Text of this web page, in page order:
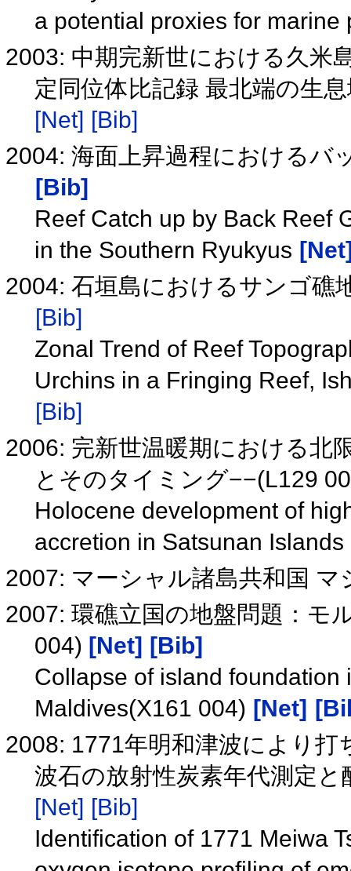
a potential proxies for
2003: 中期完新世における久米
定同位体比記録 最北端の生
[Net] [Bib]
2004: 海面上昇過程におけるバ
[Bib]
Reef Catch up by Back Reef
in the Southern Ryukyus
2004: 石垣島におけるサンゴ礁
[Bib]
Zonal Trend of Reef
Urchins in a Fringing Reef,
[Bib]
2006: 完新世温暖期における北
とそのタイミング−−(L129
Holocene development of
accretion in Satsunan
2007: マーシャル諸島共和国
2007: 環礁立国の地盤問題：モ
004) [Net] [Bib]
Collapse of island
Maldives(X161 004) [Net]
2008: 1771年明和津波により
波石の放射性炭素年代測定
[Net] [Bib]
Identification of 1771 Meiwa